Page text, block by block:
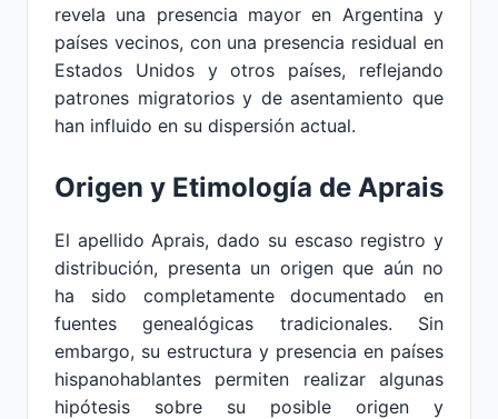
revela una presencia mayor en Argentina y
países vecinos, con una presencia residual en
Estados Unidos y otros países, reflejando
patrones migratorios y de asentamiento que
han influido en su dispersión actual.
Origen y Etimología de Aprais
El apellido Aprais, dado su escaso registro y
distribución, presenta un origen que aún no
ha sido completamente documentado en
fuentes genealógicas tradicionales. Sin
embargo, su estructura y presencia en países
hispanohablantes permiten realizar algunas
hipótesis sobre su posible origen y